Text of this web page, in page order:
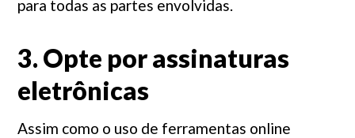
para todas as partes envolvidas.
3. Opte por assinaturas
eletrônicas
Assim como o uso de ferramentas online